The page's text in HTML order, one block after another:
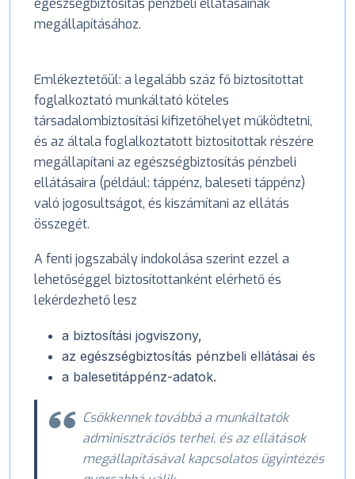
egészségbiztosítás pénzbeli ellátásainak
megállapításához.
Emlékeztetőül: a legalább száz fő biztosítottat
foglalkoztató munkáltató köteles
társadalombiztosítási kifizetőhelyet működtetni,
és az általa foglalkoztatott biztosítottak részére
megállapítani az egészségbiztosítás pénzbeli
ellátásaira (például: táppénz, baleseti táppénz)
való jogosultságot, és kiszámítani az ellátás
összegét.
A fenti jogszabály indokolása szerint ezzel a
lehetőséggel biztosítottanként elérhető és
lekérdezhető lesz
a biztosítási jogviszony,
az egészségbiztosítás pénzbeli ellátásai és
a balesetitáppénz-adatok.
Csökkennek továbbá a munkáltatók
adminisztrációs terhei, és az ellátások
megállapításával kapcsolatos ügyintézés